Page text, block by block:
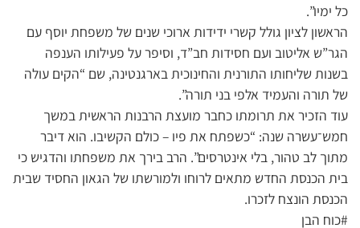
כל ימיו”.
הראשון לציון גולל קשרי ידידות ארוכי שנים של משפחת יוסף עם
הגר”ש אליטוב ועם חסידות חב”ד, וסיפר על פעילותו הענפה
בשנות שליחותו התורנית והחינוכית בארגנטינה, שם “הקים עולה
של תורה והעמיד אלפי בני תורה”.
עוד הזכיר את תרומתו כחבר מועצת הרבנות הראשית במשך
חמש־עשרה שנה: “כשפתח את פיו – כולם הקשיבו. הוא דיבר
מתוך לב טהור, בלי אינטרסים”. הרב בירך את משפחתו והדגיש כי
בית הכנסת החדש מתאים לרוחו ולמורשתו של הגאון החסיד שבית
הכנסת הונצח לזכרו.
#כוח הבן